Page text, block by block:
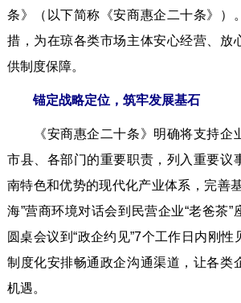
条》（以下简称《安商惠企二十条》）
措，为在琼各类市场主体安心经营、放
供制度保障。
锚定战略定位，筑牢发展基石
《安商惠企二十条》明确将支持企
市县、各部门的重要职责，列入重要议
南特色和优势的现代化产业体系，完善
海”营商环境对话会到民营企业“老爸茶”
圆桌会议到“政企约见”7个工作日内刚性
制度化安排畅通政企沟通渠道，让各类
机遇。